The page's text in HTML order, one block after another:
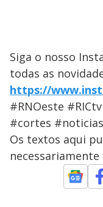
Siga o nosso
todas as
https://
#RNOeste
#cortes #noticias
Os textos aqui